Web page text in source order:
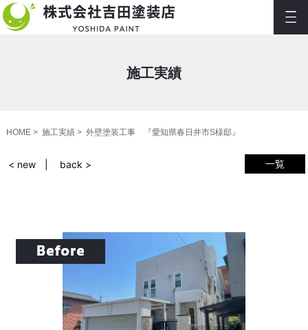
施工実績
HOME 施工実績 外壁塗装工事 『愛知県春日井市S様邸』
一覧
< new back >